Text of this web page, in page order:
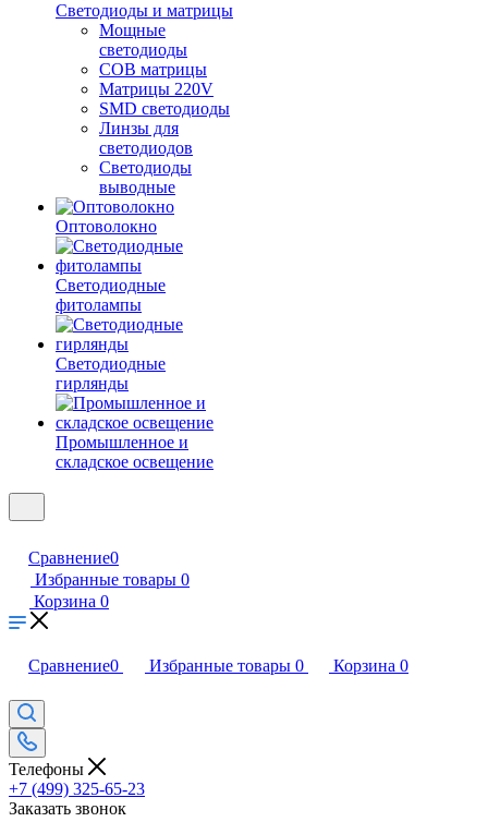
Светодиоды и матрицы
Мощные
светодиоды
COB матрицы
Матрицы 220V
SMD светодиоды
Линзы для
светодиодов
Светодиоды
выводные
Оптоволокно
Светодиодные
фитолампы
Светодиодные
гирлянды
Промышленное и
складское освещение
Сравнение0
Избранные товары 0
Корзина 0
Сравнение0 Избранные товары 0 Корзина 0
Телефоны
+7 (499) 325-65-23
Заказать звонок